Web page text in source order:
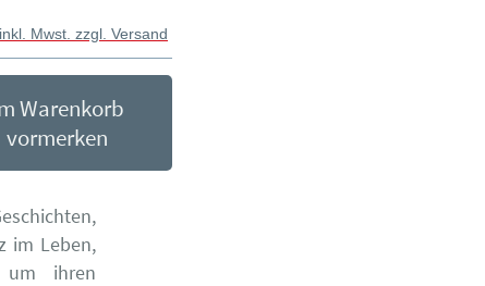
Mwst. zzgl. Versand
Warenkorb
vormerken
im Leben,
um ihren